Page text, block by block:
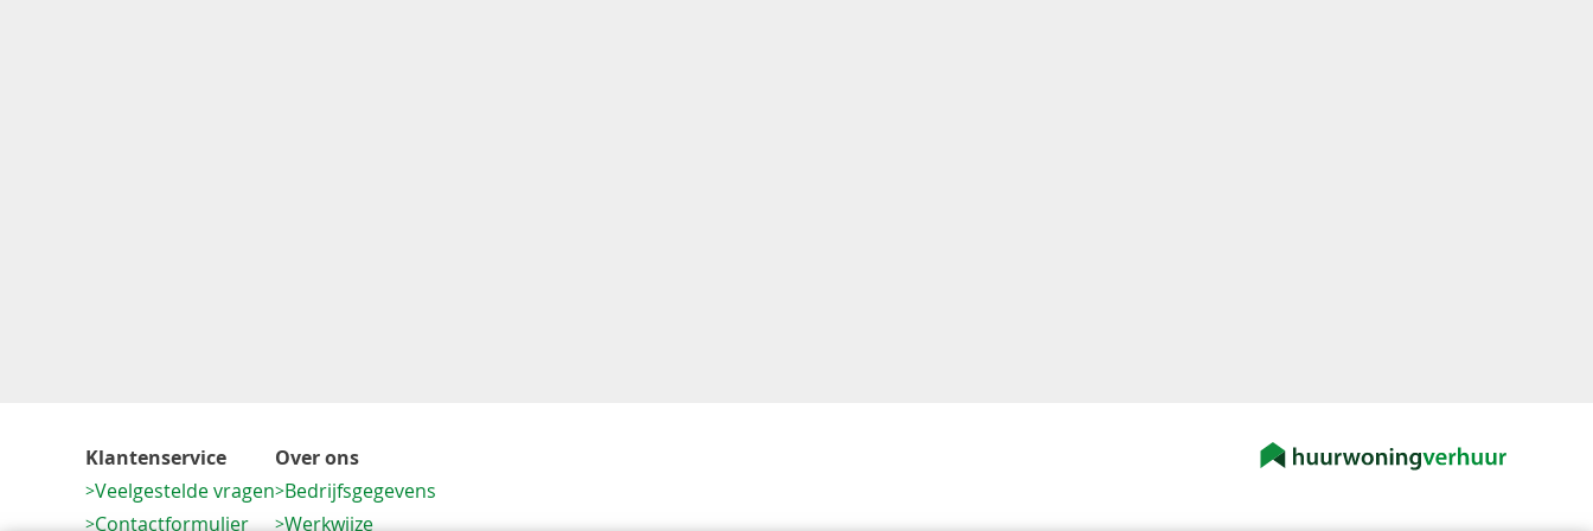
Klantenservice
Veelgestelde vragen
Contactformulier
Over ons
Bedrijfsgegevens
Werkwijze